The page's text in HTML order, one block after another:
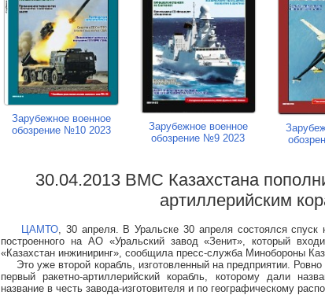
Зарубежное военное
обозрение №10 2023
Зарубежное военное
обозрение №9 2023
30.04.2013 ВМС Казахстана
артиллерийским
ЦАМТО, 30 апреля. В Уральске 30 апреля состоялся спуск
построенного на АО «Уральский завод «Зенит», который
«Казахстан инжиниринг», сообщила пресс-служба Минобороны
Это уже второй корабль, изготовленный на предприятии.
первый ракетно-артиллерийский корабль, которому дали
название в честь завода-изготовителя и по географическому